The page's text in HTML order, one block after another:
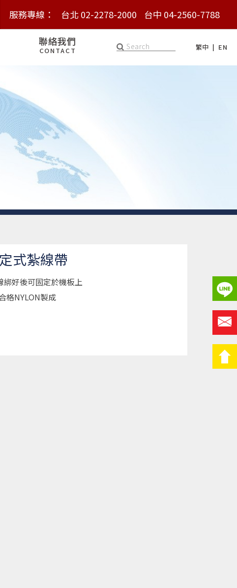
服務專線： 台北 02-2278-2000 台中 04-2560-7788
服務專線： 台北 02-2278-2000 台中 04-2560-7788
聯絡我們
CONTACT 繁中 EN
式紮線帶
綁好後可固定於機板上
格NYLON製成